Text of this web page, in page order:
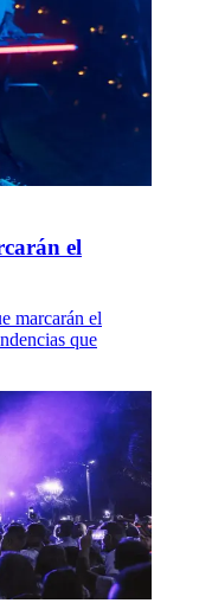
el
marcarán el
que